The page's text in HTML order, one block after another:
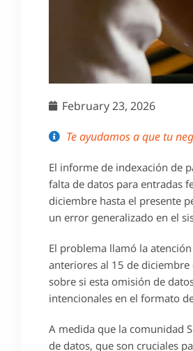
February 23, 2026
Te ayudamos a que tu
El informe de indexación de
falta de datos para entradas
diciembre hasta el presente
un error generalizado en el
El problema llamó la
anteriores al 15 de
sobre si esta omisión de
intencionales en el formato
A medida que la comunidad
de datos, que son cruciales